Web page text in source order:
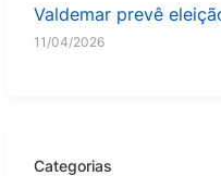
Valdemar prevê
11/04/2026
Categorias